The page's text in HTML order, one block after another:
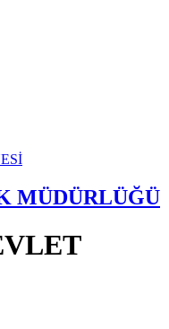
MÜDÜRLÜĞÜ